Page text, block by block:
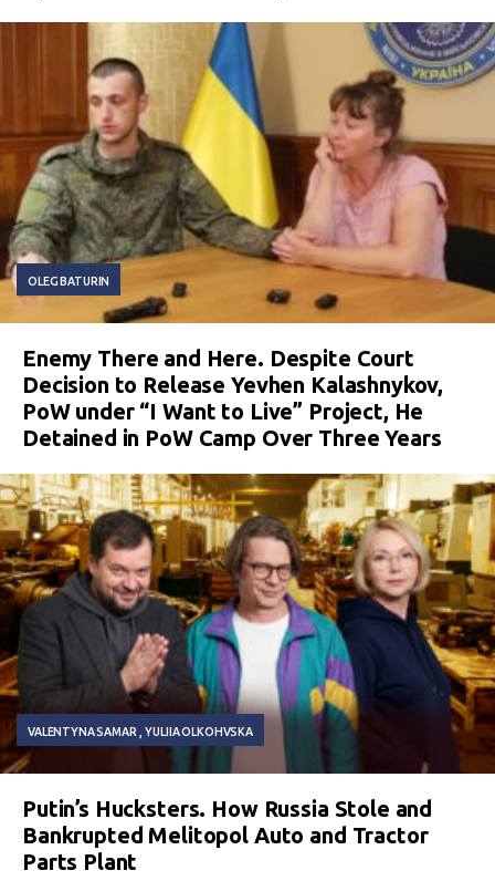
OLEG BATURIN
Enemy There and Here. Despite Court
Decision to Release Yevhen Kalashnykov,
PoW under “I Want to Live” Project, He
Detained in PoW Camp Over Three Years
VALENTYNA SAMAR YULIIA OLKOHVSKA
Putin’s Hucksters. How Russia Stole and
Bankrupted Melitopol Auto and Tractor
Parts Plant